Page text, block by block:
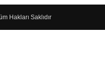
Hakları Saklıdır